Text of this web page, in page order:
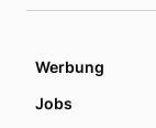
Werbung
Jobs